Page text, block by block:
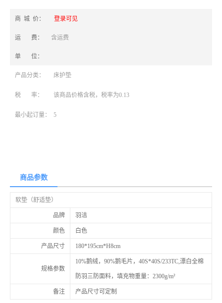
商 城 价： 登录可见
运 费： 含运费
单 位：
产品分类： 床护垫
税 率： 该商品价格含税，税率为0.13
最小起订量： 5
商品参数
软垫（舒适垫）
品牌 羽洁
颜色 白色
产品尺寸 180*195cm*H8cm
规格参数
10%鹅绒，90%鹅毛片，40S*40S/233TC,漂白全棉
防羽三防面料，填充物重量：2300g/m²
备注 产品尺寸可定制